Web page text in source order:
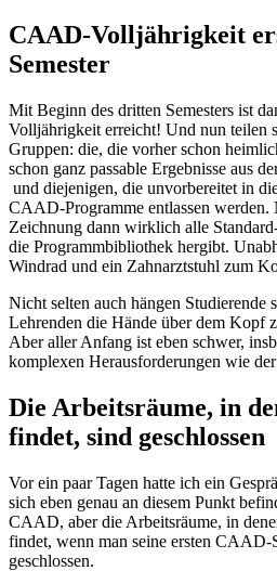
CAAD-Volljährigkeit
Semester
Mit Beginn des dritten Semesters ist
Volljährigkeit erreicht! Und nun teilen
Gruppen: die, die vorher schon
schon ganz passable Ergebnisse aus
und diejenigen, die unvorbereitet in
CAAD-Programme entlassen werden.
Zeichnung dann wirklich alle
die Programmbibliothek hergibt.
Windrad und ein Zahnarztstuhl zum
Nicht selten auch hängen Studierende
Lehrenden die Hände über dem Kopf
Aber aller Anfang ist eben schwer,
komplexen Herausforderungen wie
Die Arbeitsräume, in
findet, sind geschlossen
Vor ein paar Tagen hatte ich ein
sich eben genau an diesem Punkt
CAAD, aber die Arbeitsräume, in
findet, wenn man seine ersten CAAD-
geschlossen.